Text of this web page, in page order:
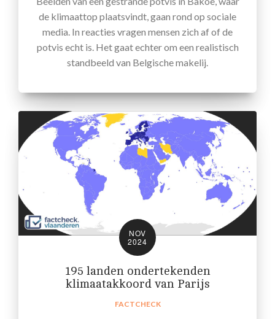
de klimaattop plaatsvindt, gaan rond op sociale
media. In reacties vragen mensen zich af of de
potvis echt is. Het gaat echter om een realistisch
standbeeld van Belgische makelij.
NOV
2024
195 landen ondertekenden
klimaatakkoord van Parijs
FACTCHECK